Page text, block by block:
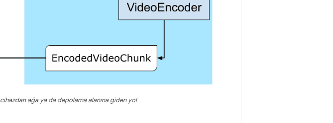
cihazdan ağa ya da depolama alanına giden yol